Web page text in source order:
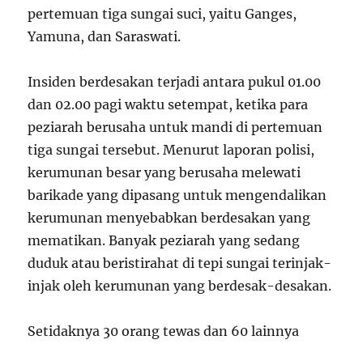
pertemuan tiga sungai suci, yaitu Ganges,
Yamuna, dan Saraswati.
Insiden berdesakan terjadi antara pukul 01.00
dan 02.00 pagi waktu setempat, ketika para
peziarah berusaha untuk mandi di pertemuan
tiga sungai tersebut. Menurut laporan polisi,
kerumunan besar yang berusaha melewati
barikade yang dipasang untuk mengendalikan
kerumunan menyebabkan berdesakan yang
mematikan. Banyak peziarah yang sedang
duduk atau beristirahat di tepi sungai terinjak-
injak oleh kerumunan yang berdesak-desakan.
Setidaknya 30 orang tewas dan 60 lainnya